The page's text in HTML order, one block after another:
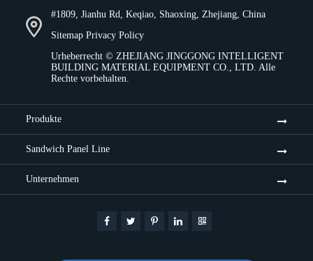
#1809, Jianhu Rd, Keqiao, Shaoxing, Zhejiang, China
Sitemap Privacy Policy
Urheberrecht © ZHEJIANG JINGGONG INTELLIGENT
BUILDING MATERIAL EQUIPMENT CO., LTD. Alle
Rechte vorbehalten.
Produkte
Sandwich Panel Line
Unternehmen